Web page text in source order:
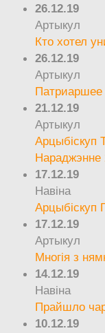
26.12.19
Артыкул
Кто хотел
26.12.19
Артыкул
Патриаршее
21.12.19
Артыкул
Арцыбіскуп
Нараджэнне
17.12.19
Навіна
Арцыбіскуп
17.12.19
Артыкул
Многія з
14.12.19
Навіна
Прайшло
10.12.19